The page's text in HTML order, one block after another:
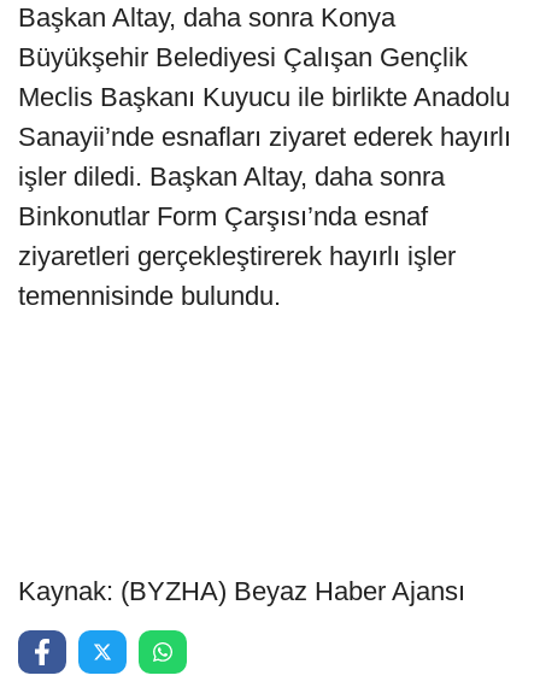
Başkan Altay, daha sonra Konya
Büyükşehir Belediyesi Çalışan Gençlik
Meclis Başkanı Kuyucu ile birlikte Anadolu
Sanayii’nde esnafları ziyaret ederek hayırlı
işler diledi. Başkan Altay, daha sonra
Binkonutlar Form Çarşısı’nda esnaf
ziyaretleri gerçekleştirerek hayırlı işler
temennisinde bulundu.
Kaynak: (BYZHA) Beyaz Haber Ajansı